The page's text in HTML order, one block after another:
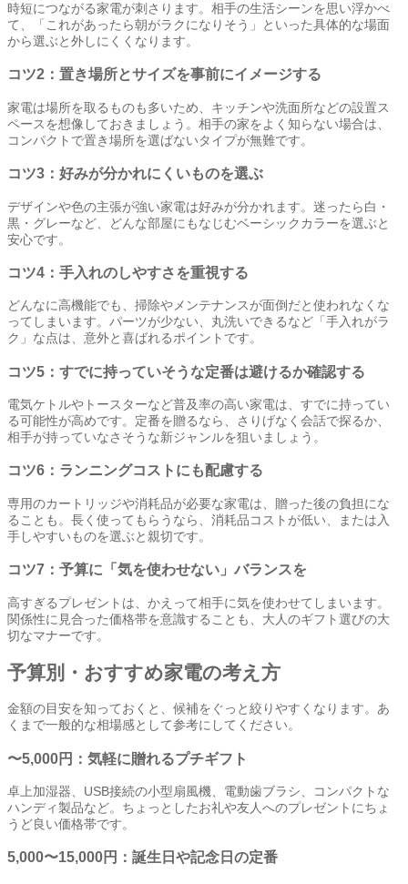
時短につながる家電が刺さります。相手の生活シーンを思い浮かべ
て、「これがあったら朝がラクになりそう」といった具体的な場面
から選ぶと外しにくくなります。
コツ2：置き場所とサイズを事前にイメージする
家電は場所を取るものも多いため、キッチンや洗面所などの設置ス
ペースを想像しておきましょう。相手の家をよく知らない場合は、
コンパクトで置き場所を選ばないタイプが無難です。
コツ3：好みが分かれにくいものを選ぶ
デザインや色の主張が強い家電は好みが分かれます。迷ったら白・
黒・グレーなど、どんな部屋にもなじむベーシックカラーを選ぶと
安心です。
コツ4：手入れのしやすさを重視する
どんなに高機能でも、掃除やメンテナンスが面倒だと使われなくな
ってしまいます。パーツが少ない、丸洗いできるなど「手入れがラ
ク」な点は、意外と喜ばれるポイントです。
コツ5：すでに持っていそうな定番は避けるか確認する
電気ケトルやトースターなど普及率の高い家電は、すでに持ってい
る可能性が高めです。定番を贈るなら、さりげなく会話で探るか、
相手が持っていなさそうな新ジャンルを狙いましょう。
コツ6：ランニングコストにも配慮する
専用のカートリッジや消耗品が必要な家電は、贈った後の負担にな
ることも。長く使ってもらうなら、消耗品コストが低い、または入
手しやすいものを選ぶと親切です。
コツ7：予算に「気を使わせない」バランスを
高すぎるプレゼントは、かえって相手に気を使わせてしまいます。
関係性に見合った価格帯を意識することも、大人のギフト選びの大
切なマナーです。
予算別・おすすめ家電の考え方
金額の目安を知っておくと、候補をぐっと絞りやすくなります。あ
くまで一般的な相場感として参考にしてください。
〜5,000円：気軽に贈れるプチギフト
卓上加湿器、USB接続の小型扇風機、電動歯ブラシ、コンパクトな
ハンディ製品など。ちょっとしたお礼や友人へのプレゼントにちょ
うど良い価格帯です。
5,000〜15,000円：誕生日や記念日の定番